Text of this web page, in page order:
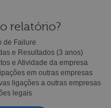
relatório?
de Failure
e Resultados (3 anos)
e Atividade da empresa
em outras empresas
ligações a outras empresas
legais